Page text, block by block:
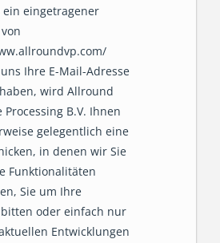
ein eingetragener
Ihre E-Mail-Adresse
wird Allround
Processing B.V. Ihnen
gelegentlich eine
in denen wir Sie
Funktionalitäten
Sie um Ihre
oder einfach nur
Entwicklungen